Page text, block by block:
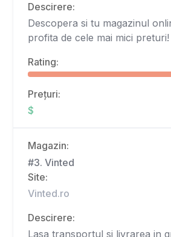
Descirere:
Descopera si tu magazinul
profita de cele mai mici preturi!
Rating:
Prețuri:
$
Magazin:
#3. Vinted
Site:
Vinted.ro
Descirere:
Lasa transportul si livrarea in